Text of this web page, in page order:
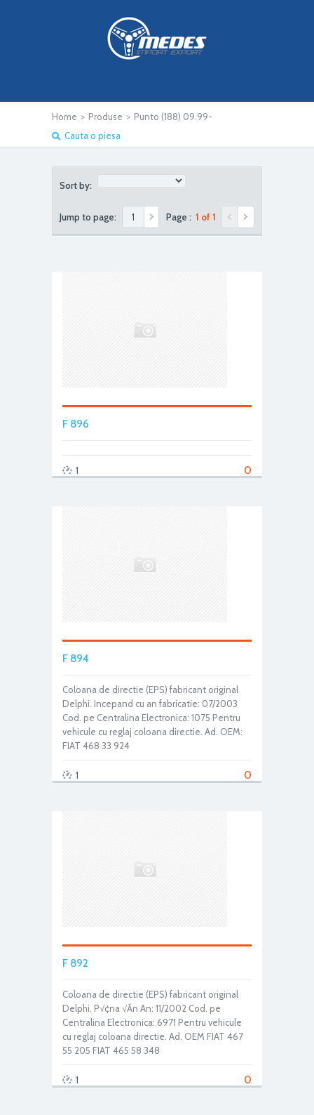
Home > Produse > Punto (188) 09.99-
Cauta o piesa
Sort by:
Jump to page: Page : 1 of 1
F 896
0
1
F 894
Coloana de directie (EPS) fabricant original
Delphi. Incepand cu an fabricatie: 07/2003
Cod. pe Centralina Electronica: 1075 Pentru
vehicule cu reglaj coloana directie. Ad. OEM:
FIAT 468 33 924
0
1
F 892
Coloana de directie (EPS) fabricant original
Delphi. P√¢na √Ăn An: 11/2002 Cod. pe
Centralina Electronica: 6971 Pentru vehicule
cu reglaj coloana directie. Ad. OEM FIAT 467
55 205 FIAT 465 58 348
0
1